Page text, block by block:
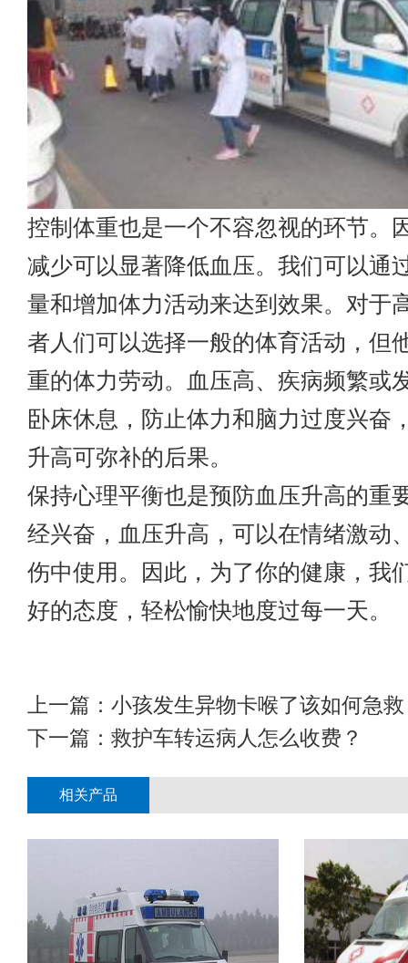
控制体重也是一个不容忽视的环节。
减少可以显著降低血压。我们可以通
量和增加体力活动来达到效果。对于
者人们可以选择一般的体育活动，但
重的体力劳动。血压高、疾病频繁或
卧床休息，防止体力和脑力过度兴奋
升高可弥补的后果。
保持心理平衡也是预防血压升高的重
经兴奋，血压升高，可以在情绪激动
伤中使用。因此，为了你的健康，我
好的态度，轻松愉快地度过每一天。
上一篇： 小孩发生异物卡喉了该如何急
下一篇： 救护车转运病人怎么收费？
相关产品